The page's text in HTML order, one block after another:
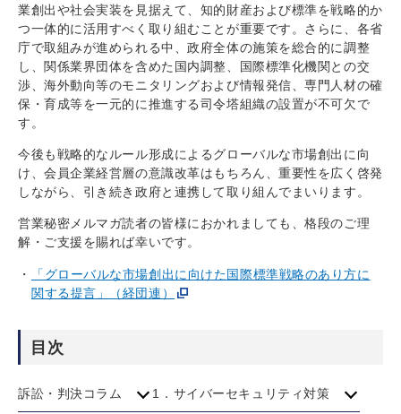
業創出や社会実装を見据えて、知的財産および標準を戦略的か
つ一体的に活用すべく取り組むことが重要です。さらに、各省
庁で取組みが進められる中、政府全体の施策を総合的に調整
し、関係業界団体を含めた国内調整、国際標準化機関との交
渉、海外動向等のモニタリングおよび情報発信、専門人材の確
保・育成等を一元的に推進する司令塔組織の設置が不可欠で
す。
今後も戦略的なルール形成によるグローバルな市場創出に向
け、会員企業経営層の意識改革はもちろん、重要性を広く啓発
しながら、引き続き政府と連携して取り組んでまいります。
営業秘密メルマガ読者の皆様におかれましても、格段のご理
解・ご支援を賜れば幸いです。
「グローバルな市場創出に向けた国際標準戦略のあり方に
関する提言」（経団連）
目次
訴訟・判決コラム 1．サイバーセキュリティ対策